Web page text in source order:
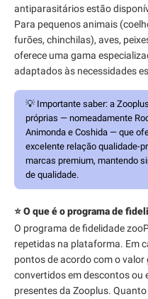
antiparasitários estão
Para pequenos animais
furões, chinchilas), aves,
oferece uma gama
adaptados às necessidades
💡 Importante saber: a
próprias — nomeadamente
Animonda e Coshida — que
excelente relação qualidade-
marcas premium, mantendo
de qualidade.
⭐ O que é o programa de
O programa de fidelidade
repetidas na plataforma. Em
pontos de acordo com o
convertidos em descontos ou
presentes da Zooplus.